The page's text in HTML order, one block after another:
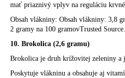
mať priaznivý vplyv na reguláciu
Obsah vlákniny: Obsah vlákniny: 3,8
2 gramy na 100 gramovTrusted Source.
10. Brokolica (2,6 gramu)
Brokolica je druh krížovitej zeleniny a
Poskytuje vlákninu a obsahuje aj